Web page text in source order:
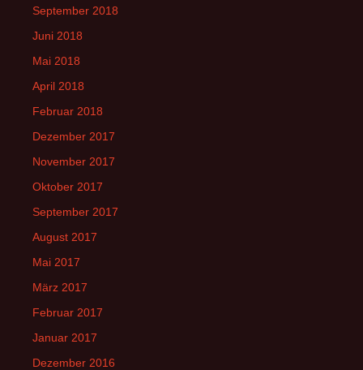
September 2018
Juni 2018
Mai 2018
April 2018
Februar 2018
Dezember 2017
November 2017
Oktober 2017
September 2017
August 2017
Mai 2017
März 2017
Februar 2017
Januar 2017
Dezember 2016